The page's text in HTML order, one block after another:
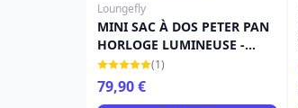
Loungefly
MINI SAC À DOS PETER PAN
HORLOGE LUMINEUSE -
DISNEY LOUNGEFLY
(1)
79,90 €